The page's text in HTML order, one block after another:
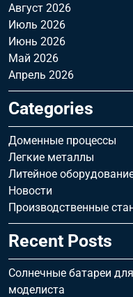
Август 2026
Июль 2026
Июнь 2026
Май 2026
Апрель 2026
Categories
Доменные процессы
Легкие металлы
Литейное
Новости
Производственные
Recent Posts
Солнечные батареи
моделиста